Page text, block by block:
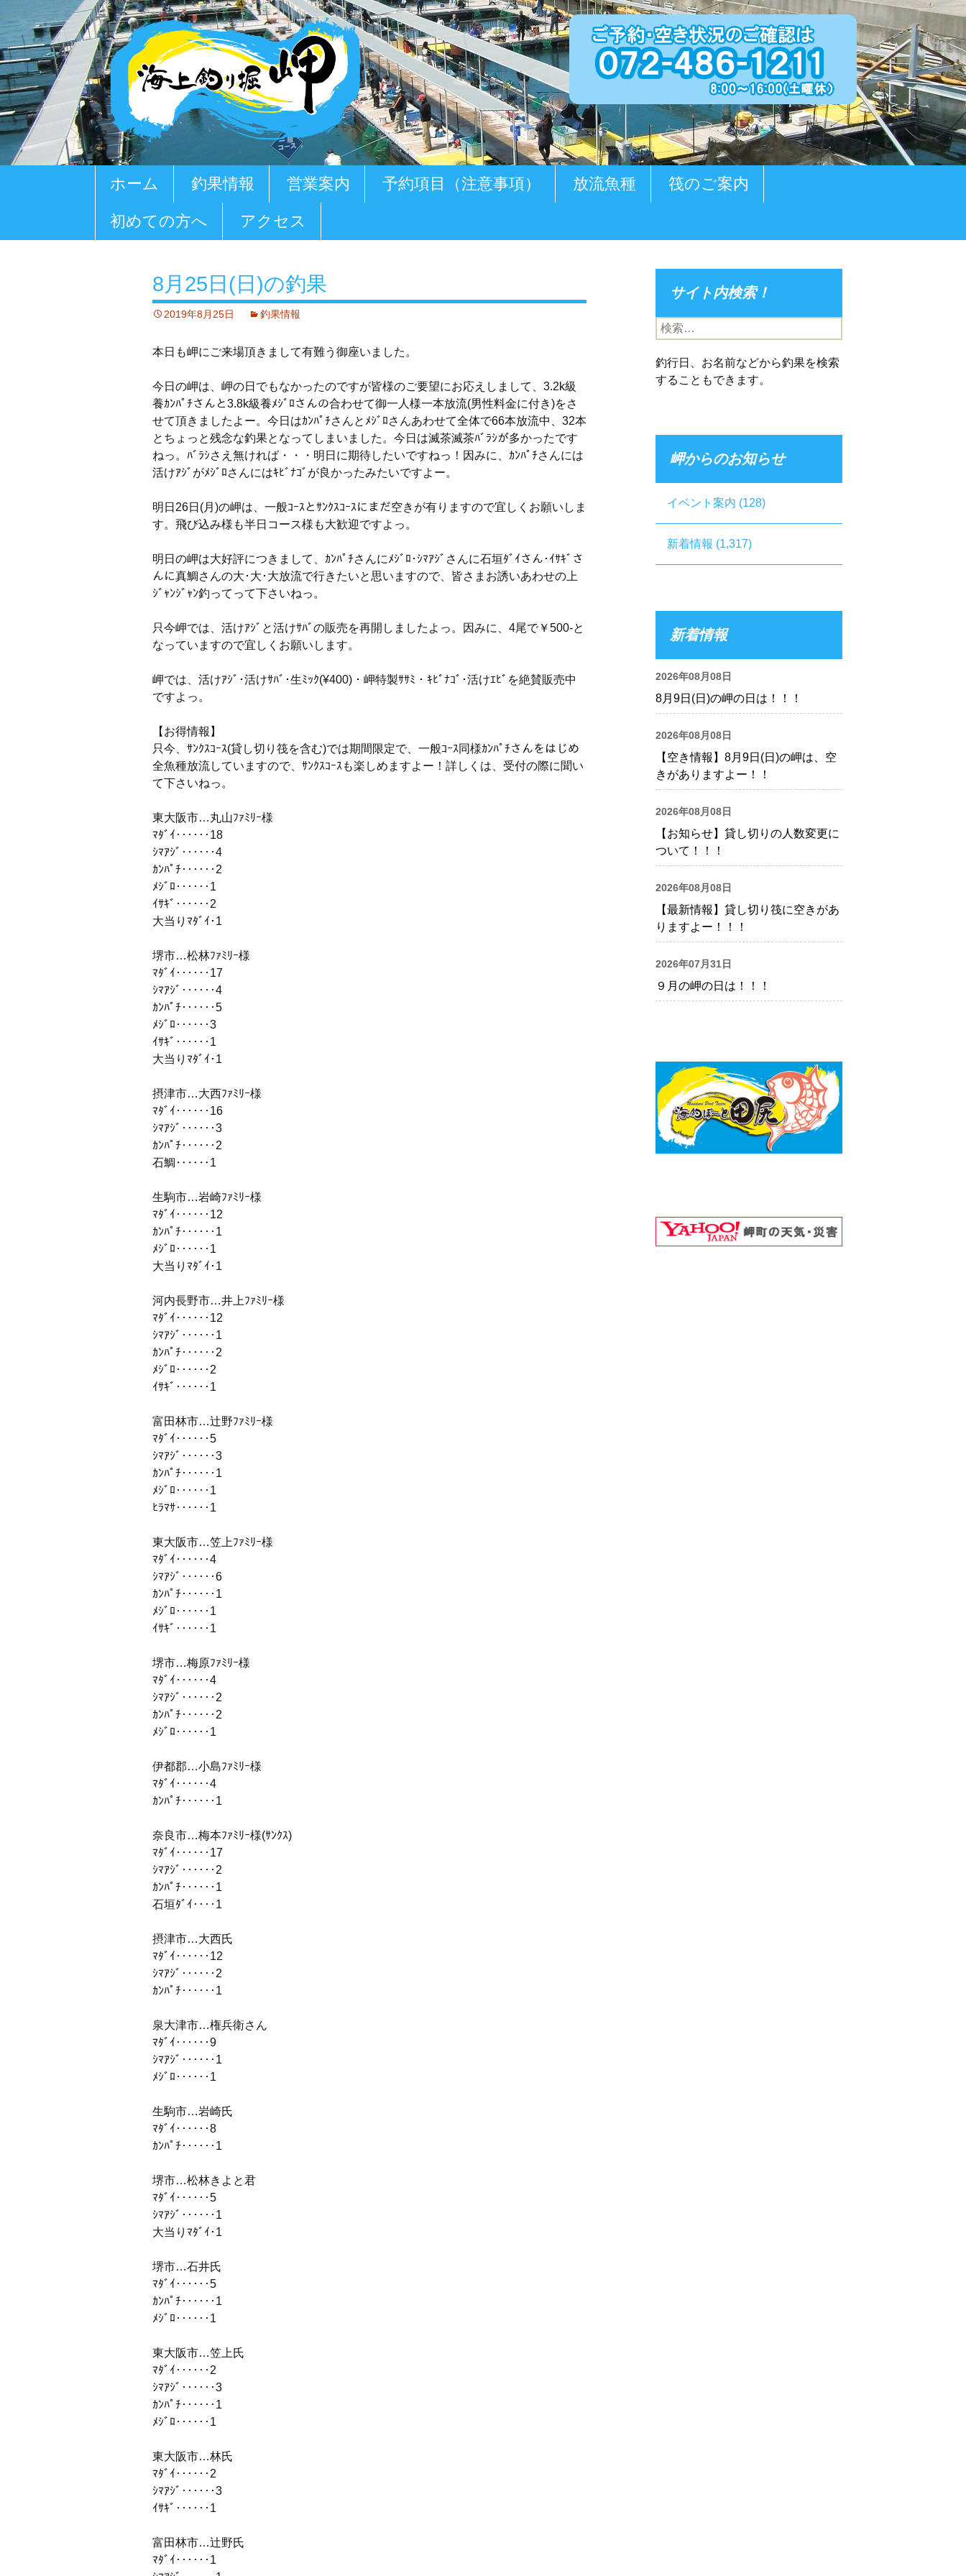
ツ
ホーム 釣果情報 営業案内 予約項目（注意事項） 放流魚種 筏のご案内
初めての方へ アクセス
8月25日(日)の釣果
2019年8月25日 釣果情報
本日も岬にご来場頂きまして有難う御座いました。
今日の岬は、岬の日でもなかったのですが皆様のご要望にお応えしまして、3.2k級
養ｶﾝﾊﾟﾁさんと3.8k級養ﾒｼﾞﾛさんの合わせて御一人様一本放流(男性料金に付き)をさ
せて頂きましたよー。今日はｶﾝﾊﾟﾁさんとﾒｼﾞﾛさんあわせて全体で66本放流中、32本
とちょっと残念な釣果となってしまいました。今日は滅茶滅茶ﾊﾞﾗｼが多かったです
ねっ。ﾊﾞﾗｼさえ無ければ・・・明日に期待したいですねっ！因みに、ｶﾝﾊﾟﾁさんには
活けｱｼﾞがﾒｼﾞﾛさんにはｷﾋﾞﾅｺﾞが良かったみたいですよー。
明日26日(月)の岬は、一般ｺｰｽとｻﾝｸｽｺｰｽにまだ空きが有りますので宜しくお願いしま
す。飛び込み様も半日コース様も大歓迎ですよっ。
明日の岬は大好評につきまして、ｶﾝﾊﾟﾁさんにﾒｼﾞﾛ･ｼﾏｱｼﾞさんに石垣ﾀﾞｲさん･ｲｻｷﾞさ
んに真鯛さんの大･大･大放流で行きたいと思いますので、皆さまお誘いあわせの上
ｼﾞｬﾝｼﾞｬﾝ釣ってって下さいねっ。
只今岬では、活けｱｼﾞと活けｻﾊﾞの販売を再開しましたよっ。因みに、4尾で￥500-と
なっていますので宜しくお願いします。
岬では、活けｱｼﾞ･活けｻﾊﾞ･生ﾐｯｸ(¥400)・岬特製ｻｻﾐ・ｷﾋﾞﾅｺﾞ･活けｴﾋﾞを絶賛販売中
ですよっ。
【お得情報】
只今、ｻﾝｸｽｺｰｽ(貸し切り筏を含む)では期間限定で、一般ｺｰｽ同様ｶﾝﾊﾟﾁさんをはじめ
全魚種放流していますので、ｻﾝｸｽｺｰｽも楽しめますよー！詳しくは、受付の際に聞い
て下さいねっ。
東大阪市…丸山ﾌｧﾐﾘｰ様
ﾏﾀﾞｲ‥‥‥18
ｼﾏｱｼﾞ‥‥‥4
ｶﾝﾊﾟﾁ‥‥‥2
ﾒｼﾞﾛ‥‥‥1
ｲｻｷﾞ‥‥‥2
大当りﾏﾀﾞｲ･1
堺市…松林ﾌｧﾐﾘｰ様
ﾏﾀﾞｲ‥‥‥17
ｼﾏｱｼﾞ‥‥‥4
ｶﾝﾊﾟﾁ‥‥‥5
ﾒｼﾞﾛ‥‥‥3
ｲｻｷﾞ‥‥‥1
大当りﾏﾀﾞｲ･1
摂津市…大西ﾌｧﾐﾘｰ様
ﾏﾀﾞｲ‥‥‥16
ｼﾏｱｼﾞ‥‥‥3
ｶﾝﾊﾟﾁ‥‥‥2
石鯛‥‥‥1
生駒市…岩崎ﾌｧﾐﾘｰ様
ﾏﾀﾞｲ‥‥‥12
ｶﾝﾊﾟﾁ‥‥‥1
ﾒｼﾞﾛ‥‥‥1
大当りﾏﾀﾞｲ･1
河内長野市…井上ﾌｧﾐﾘｰ様
ﾏﾀﾞｲ‥‥‥12
ｼﾏｱｼﾞ‥‥‥1
ｶﾝﾊﾟﾁ‥‥‥2
ﾒｼﾞﾛ‥‥‥2
ｲｻｷﾞ‥‥‥1
富田林市…辻野ﾌｧﾐﾘｰ様
ﾏﾀﾞｲ‥‥‥5
ｼﾏｱｼﾞ‥‥‥3
ｶﾝﾊﾟﾁ‥‥‥1
ﾒｼﾞﾛ‥‥‥1
ﾋﾗﾏｻ‥‥‥1
東大阪市…笠上ﾌｧﾐﾘｰ様
ﾏﾀﾞｲ‥‥‥4
ｼﾏｱｼﾞ‥‥‥6
ｶﾝﾊﾟﾁ‥‥‥1
ﾒｼﾞﾛ‥‥‥1
ｲｻｷﾞ‥‥‥1
堺市…梅原ﾌｧﾐﾘｰ様
ﾏﾀﾞｲ‥‥‥4
ｼﾏｱｼﾞ‥‥‥2
ｶﾝﾊﾟﾁ‥‥‥2
ﾒｼﾞﾛ‥‥‥1
伊都郡…小島ﾌｧﾐﾘｰ様
ﾏﾀﾞｲ‥‥‥4
ｶﾝﾊﾟﾁ‥‥‥1
奈良市…梅本ﾌｧﾐﾘｰ様(ｻﾝｸｽ)
ﾏﾀﾞｲ‥‥‥17
ｼﾏｱｼﾞ‥‥‥2
ｶﾝﾊﾟﾁ‥‥‥1
石垣ﾀﾞｲ‥‥1
摂津市…大西氏
ﾏﾀﾞｲ‥‥‥12
ｼﾏｱｼﾞ‥‥‥2
ｶﾝﾊﾟﾁ‥‥‥1
泉大津市…権兵衛さん
ﾏﾀﾞｲ‥‥‥9
ｼﾏｱｼﾞ‥‥‥1
ﾒｼﾞﾛ‥‥‥1
生駒市…岩崎氏
ﾏﾀﾞｲ‥‥‥8
ｶﾝﾊﾟﾁ‥‥‥1
堺市…松林きよと君
ﾏﾀﾞｲ‥‥‥5
ｼﾏｱｼﾞ‥‥‥1
大当りﾏﾀﾞｲ･1
堺市…石井氏
ﾏﾀﾞｲ‥‥‥5
ｶﾝﾊﾟﾁ‥‥‥1
ﾒｼﾞﾛ‥‥‥1
東大阪市…笠上氏
ﾏﾀﾞｲ‥‥‥2
ｼﾏｱｼﾞ‥‥‥3
ｶﾝﾊﾟﾁ‥‥‥1
ﾒｼﾞﾛ‥‥‥1
東大阪市…林氏
ﾏﾀﾞｲ‥‥‥2
ｼﾏｱｼﾞ‥‥‥3
ｲｻｷﾞ‥‥‥1
富田林市…辻野氏
ﾏﾀﾞｲ‥‥‥1
サイト内検索！
検
索:
釣行日、お名前などから釣果を検索
することもできます。
岬からのお知らせ
イベント案内 (128)
新着情報 (1,317)
新着情報
2026年08月08日
8月9日(日)の岬の日は！！！
2026年08月08日
【空き情報】8月9日(日)の岬は、空
きがありますよー！！
2026年08月08日
【お知らせ】貸し切りの人数変更に
ついて！！！
2026年08月08日
【最新情報】貸し切り筏に空きがあ
りますよー！！！
2026年07月31日
９月の岬の日は！！！